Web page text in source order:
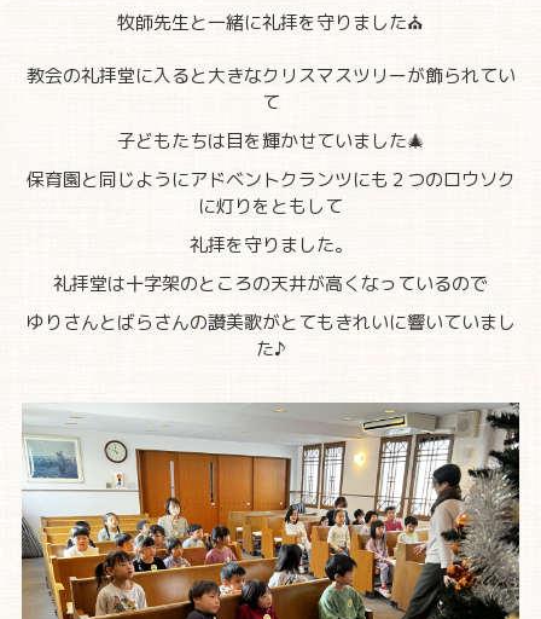
牧師先生と一緒に礼拝を守りました⛪
教会の礼拝堂に入ると大きなクリスマスツリーが飾られてい
て
子どもたちは目を輝かせていました🎄
保育園と同じようにアドベントクランツにも２つのロウソク
に灯りをともして
礼拝を守りました。
礼拝堂は十字架のところの天井が高くなっているので
ゆりさんとばらさんの讃美歌がとてもきれいに響いていまし
た♪